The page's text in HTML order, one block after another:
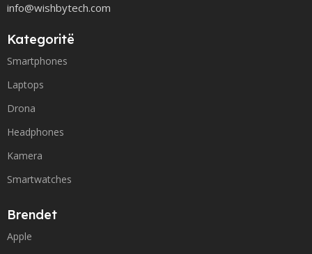
info@wishbytech.com
Kategoritë
Smartphones
Laptops
Drona
Headphones
Kamera
Smartwatches
Brendet
Apple